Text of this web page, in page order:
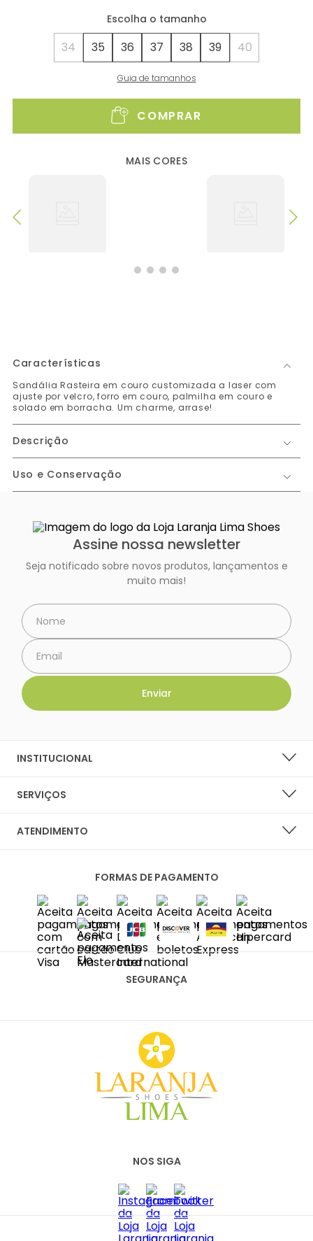
34 35 36 37 38 39 40
Guia de tamanhos
COMPRAR
MAIS CORES
Características
Sandália Rasteira em couro customizada a laser com
ajuste por velcro, forro em couro, palmilha em couro e
solado em borracha. Um charme, arrase!
Descrição
Uso e Conservação
Assine nossa newsletter
Seja notificado sobre novos produtos, lançamentos e
muito mais!
INSTITUCIONAL
POLÍTICA DE ENTREGA
TROCAS E DEVOLUÇÕES
SERVIÇOS
ATENDIMENTO
SAC
DIAS ÚTEIS DAS 10H ÀS 18H
SAC@LARANJALIMASHOES.COM.BR
(11) 2067-8100
FORMAS DE PAGAMENTO
SEGURANÇA
NOS SIGA